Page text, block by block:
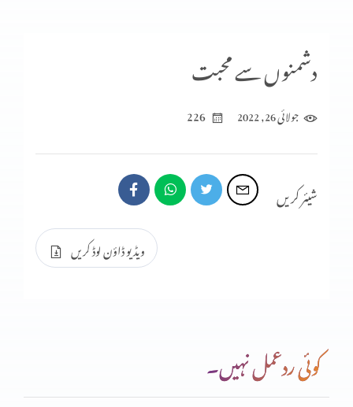
دشمنوں سے محبت
جولائی 26, 2022 226
شیئر کریں
ویڈیو ڈاؤن لوڈ کریں
کوئی ردعمل نہیں۔